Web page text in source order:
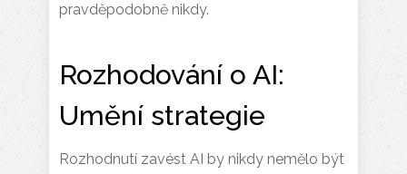
pravděpodobně nikdy.
Rozhodování o AI:
Umění strategie
Rozhodnutí zavést AI by nikdy nemělo být